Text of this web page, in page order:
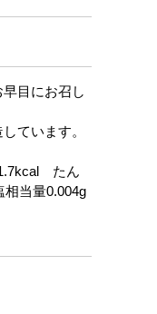
目にお召し
ています。
たん
当量0.004g